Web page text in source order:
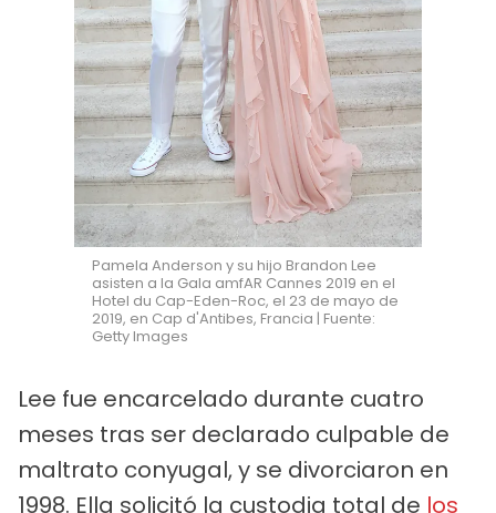
Pamela Anderson y su hijo Brandon Lee
asisten a la Gala amfAR Cannes 2019 en el
Hotel du Cap-Eden-Roc, el 23 de mayo de
2019, en Cap d'Antibes, Francia | Fuente:
Getty Images
Lee fue encarcelado durante cuatro
meses tras ser declarado culpable de
maltrato conyugal, y se divorciaron en
1998. Ella solicitó la custodia total de los